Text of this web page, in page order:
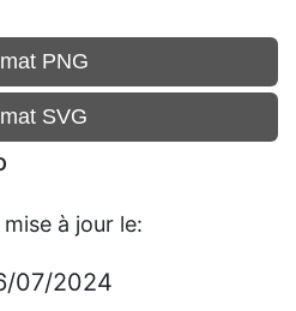
PNG
SVG
à jour le:
07/2024